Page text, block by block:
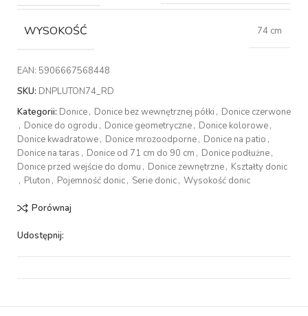
WYSOKOŚĆ 74 cm
EAN: 5906667568448
SKU: DNPLUTON74_RD
Kategorii: Donice, Donice bez wewnętrznej półki , Donice czerwone
, Donice do ogrodu , Donice geometryczne, Donice kolorowe,
Donice kwadratowe, Donice mrozoodporne, Donice na patio ,
Donice na taras , Donice od 71 cm do 90 cm , Donice podłużne,
Donice przed wejście do domu , Donice zewnętrzne, Kształty donic
, Pluton , Pojemność donic, Serie donic, Wysokość donic
Porównaj
Udostępnij: